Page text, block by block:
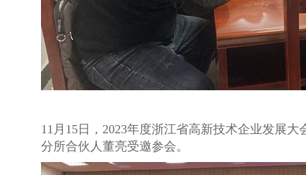
11月15日，2023年度浙江省高新技术企业发展
分所合伙人董亮受邀参会。